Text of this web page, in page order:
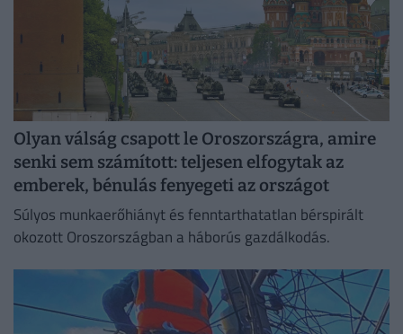
Olyan válság csapott le Oroszországra, amire
senki sem számított: teljesen elfogytak az
emberek, bénulás fenyegeti az országot
Súlyos munkaerőhiányt és fenntarthatatlan bérspirált
okozott Oroszországban a háborús gazdálkodás.